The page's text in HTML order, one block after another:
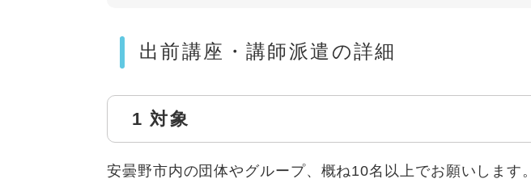
出前講座・講師派遣の詳細
1 対象
安曇野市内の団体やグループ、概ね10名以上でお願いします。